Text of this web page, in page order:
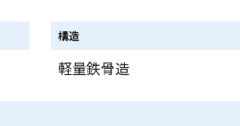
構造
軽量鉄骨造